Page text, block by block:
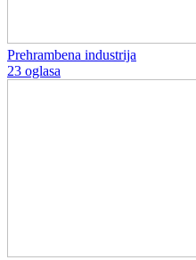
Prehrambena industrija
23 oglasa